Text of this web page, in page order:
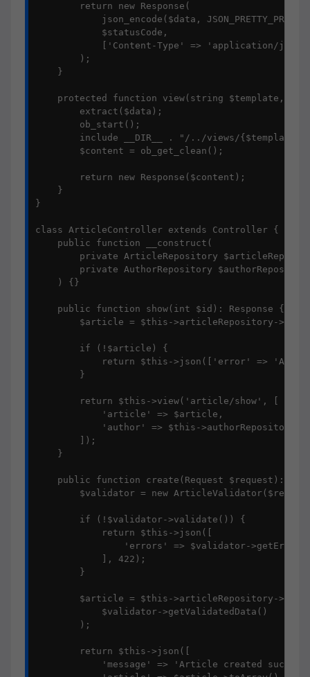
        return new Response(
json_encode($data,
            $statusCode,
['Content-Type' => 'application/
        );
    }
protected function view(string $template,
        extract($data);
        ob_start();
include __DIR__ . "/../views/
        $content = ob_get_clean();
        return new Response($content);
    }
}
class ArticleController extends Controller {
    public function __construct(
private ArticleRepository
private AuthorRepository
    ) {}
    public function show(int $id): Response {
$article = $this->articleRepository-
        if (!$article) {
return $this->json(['error' =>
        }
        return $this->view('article/show', [
            'article' => $article,
'author' => $this->authorRepository-
        ]);
    }
public function create(Request $request):
$validator = new
        if (!$validator->validate()) {
            return $this->json([
'errors' => $validator-
            ], 422);
        }
$article = $this->articleRepository-
            $validator->getValidatedData()
        );
        return $this->json([
'message' => 'Article created